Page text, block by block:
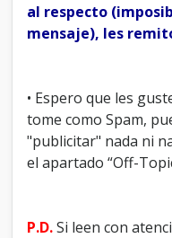
al respecto
mensaje), les
• Espero que les
tome como Spam,
"publicitar" nada ni
el apartado “Off-
P.D.Si leen con